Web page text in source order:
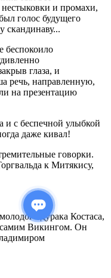
нестыковки и промахи,
голос будущего
скандинаву...
беспокоило
глаза, и
речь, направленную,
на презентацию
и с беспечной улыбкой
даже кивал!
говорки.
к Митякису,
дурака Костаса,
самим Викингом. Он